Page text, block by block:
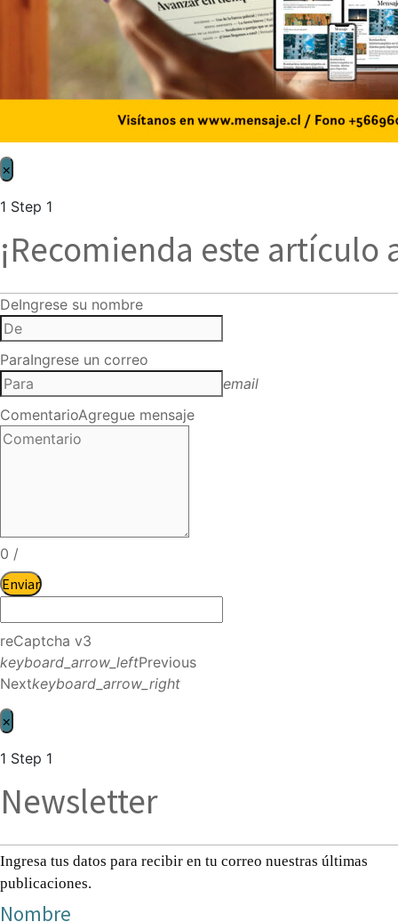
×
1 Step 1
¡Recomienda este artículo
DeIngrese su nombre
ParaIngrese un correo
email
ComentarioAgregue mensaje
0 /
Enviar
reCaptcha v3
keyboard_arrow_leftPrevious
Nextkeyboard_arrow_right
×
1 Step 1
Newsletter
Ingresa tus datos para recibir en tu correo nuestras últimas
publicaciones.
Nombre